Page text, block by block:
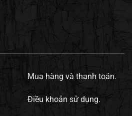
Mua hàng và thanh toán.
Điều khoản sử dụng.